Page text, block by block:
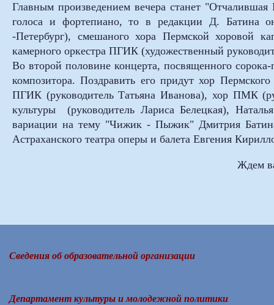
Главным произведением вечера станет
голоса и фортепиано, то в редакции Д. Батина
-Петербург), смешаного хора Пермской хоровой
камерного оркестра ПГИК (художественный
Во второй половине концерта, посвященного
композитора. Поздравить его придут хор
ПГИК (руководитель Татьяна Иванова), хор ПМК
культуры (руководитель Лариса Белецкая),
вариации на тему "Чижик - Пыжик" Дмитрия
Астраханского театра оперы и балета Евгения
Ждем
Сведения об образовательной организации
Департамент культуры и молодежной политики